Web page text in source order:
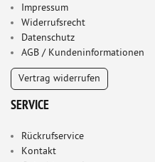
Impressum
Widerrufsrecht
Datenschutz
AGB / Kundeninformationen
Vertrag widerrufen
SERVICE
Rückrufservice
Kontakt